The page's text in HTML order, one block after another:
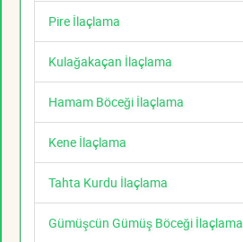
Pire İlaçlama
Kulağakaçan İlaçlama
Hamam Böceği İlaçlama
Kene İlaçlama
Tahta Kurdu İlaçlama
Gümüşcün Gümüş Böceği İlaçlama